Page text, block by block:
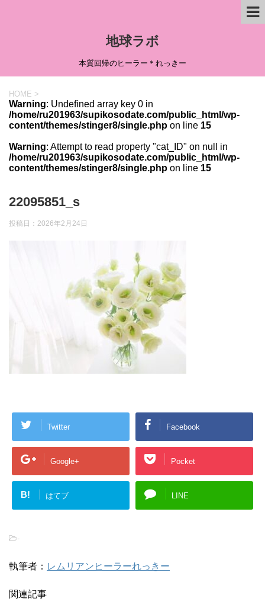
地球ラボ
本質回帰のヒーラー＊れっきー
HOME >
Warning: Undefined array key 0 in
/home/ru201963/supikosodate.com/public_html/wp-
content/themes/stinger8/single.php on line 15
Warning: Attempt to read property "cat_ID" on null in
/home/ru201963/supikosodate.com/public_html/wp-
content/themes/stinger8/single.php on line 15
22095851_s
投稿日： 2026年2月24日
Twitter Facebook
Google+ Pocket
B! はてブ LINE
-
執筆者： レムリアンヒーラーれっきー
関連記事